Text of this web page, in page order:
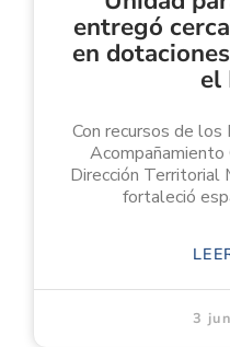
entregó
en
el
Con recursos de
Acompañamiento
Dirección Territorial
fortaleció
3